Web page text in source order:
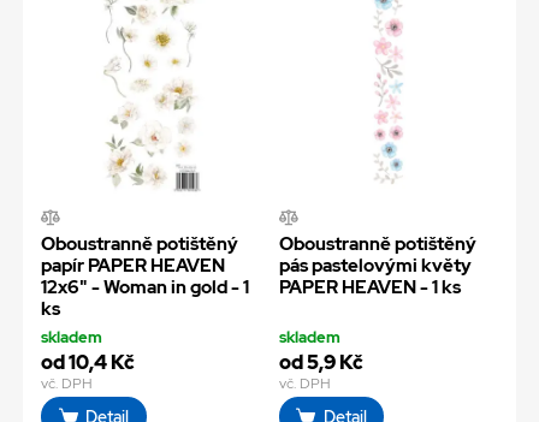
Oboustranně potištěný
papír PAPER HEAVEN
12x6" - Woman in gold - 1
ks
skladem
od 10,4 Kč
vč. DPH
Detail
Oboustranně potištěný
pás pastelovými květy
PAPER HEAVEN - 1 ks
skladem
od 5,9 Kč
vč. DPH
Detail